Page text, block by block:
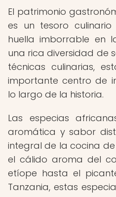
El patrimonio
es un tesoro
huella imborrable en
una rica diversidad de
técnicas culinarias,
importante centro de
lo largo de la historia.
Las especias
aromática y sabor
integral de la cocina de
el cálido aroma del
etíope hasta el
Tanzania, estas